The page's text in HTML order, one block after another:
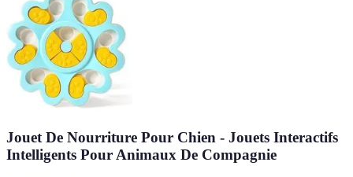
Jouet De Nourriture Pour Chien - Jouets Interactifs
Intelligents Pour Animaux De Compagnie